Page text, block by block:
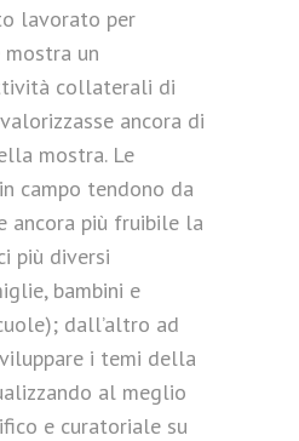
lavorato per
un
collaterali di
ancora di
mostra. Le
campo tendono da
ancora più fruibile la
più diversi
bambini e
dall’altro ad
i temi della
al meglio
e curatoriale su